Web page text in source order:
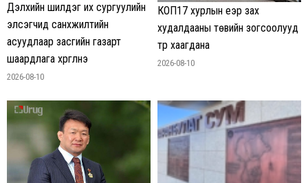
Дэлхийн шилдэг их сургуулийн
элсэгчид санхүүжилтийн
асуудлаар засгийн газарт
шаардлага хүргүүлнэ
2026-08-10
КОП17 хурлын үеэр зах
худалдааны төвийн зогсоолууд
түр хаагдана
2026-08-10